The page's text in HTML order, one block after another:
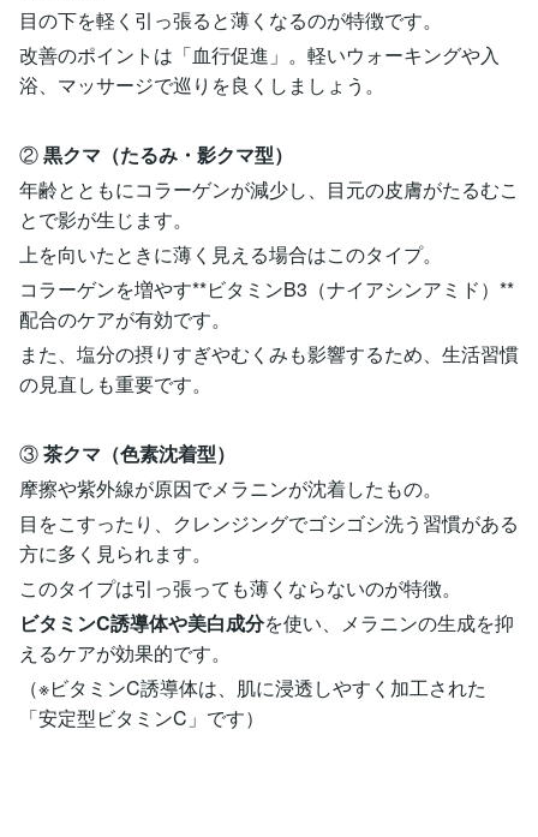
目の下を軽く引っ張ると薄くなるのが特徴です。
改善のポイントは「血行促進」。軽いウォーキングや入
浴、マッサージで巡りを良くしましょう。
②黒クマ（たるみ・影クマ型）
年齢とともにコラーゲンが減少し、目元の皮膚がたるむこ
とで影が生じます。
上を向いたときに薄く見える場合はこのタイプ。
コラーゲンを増やす**ビタミンB3（ナイアシンアミド）**
配合のケアが有効です。
また、塩分の摂りすぎやむくみも影響するため、生活習慣
の見直しも重要です。
③茶クマ（色素沈着型）
摩擦や紫外線が原因でメラニンが沈着したもの。
目をこすったり、クレンジングでゴシゴシ洗う習慣がある
方に多く見られます。
このタイプは引っ張っても薄くならないのが特徴。
ビタミンC誘導体や美白成分を使い、メラニンの生成を抑
えるケアが効果的です。
（※ビタミンC誘導体は、肌に浸透しやすく加工された
「安定型ビタミンC」です）